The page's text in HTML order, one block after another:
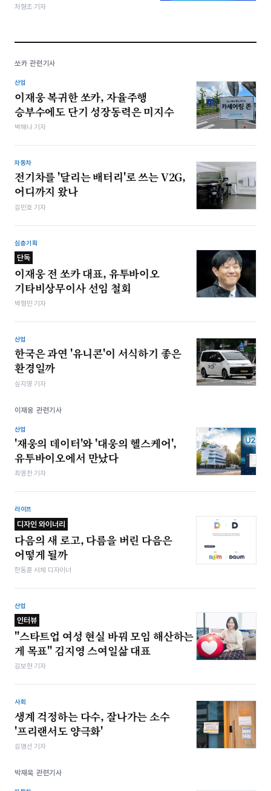
차형조 기자
쏘카 관련기사
산업
이재웅 복귀한 쏘카, 자율주행
승부수에도 단기 성장동력은 미지수
박해나 기자
자동차
전기차를 '달리는 배터리'로 쓰는 V2G,
어디까지 왔나
김민호 기자
심층기획
단독
이재웅 전 쏘카 대표, 유투바이오
기타비상무이사 선임 철회
박형민 기자
산업
한국은 과연 '유니콘'이 서식하기 좋은
환경일까
심지영 기자
이재웅 관련기사
산업
'재웅의 데이터'와 '대웅의 헬스케어',
유투바이오에서 만났다
최영찬 기자
라이프
디자인 와이너리
다음의 새 로고, 다름을 버린 다음은
어떻게 될까
한동훈 서체 디자이너
산업
인터뷰
"스타트업 여성 현실 바꿔 모임 해산하는
게 목표" 김지영 스여일삶 대표
김보현 기자
사회
생계 걱정하는 다수, 잘나가는 소수
'프리랜서도 양극화'
김명선 기자
박재욱 관련기사